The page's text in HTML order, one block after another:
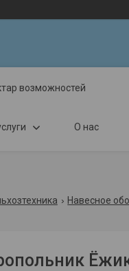
возможностей
О нас
Навесное